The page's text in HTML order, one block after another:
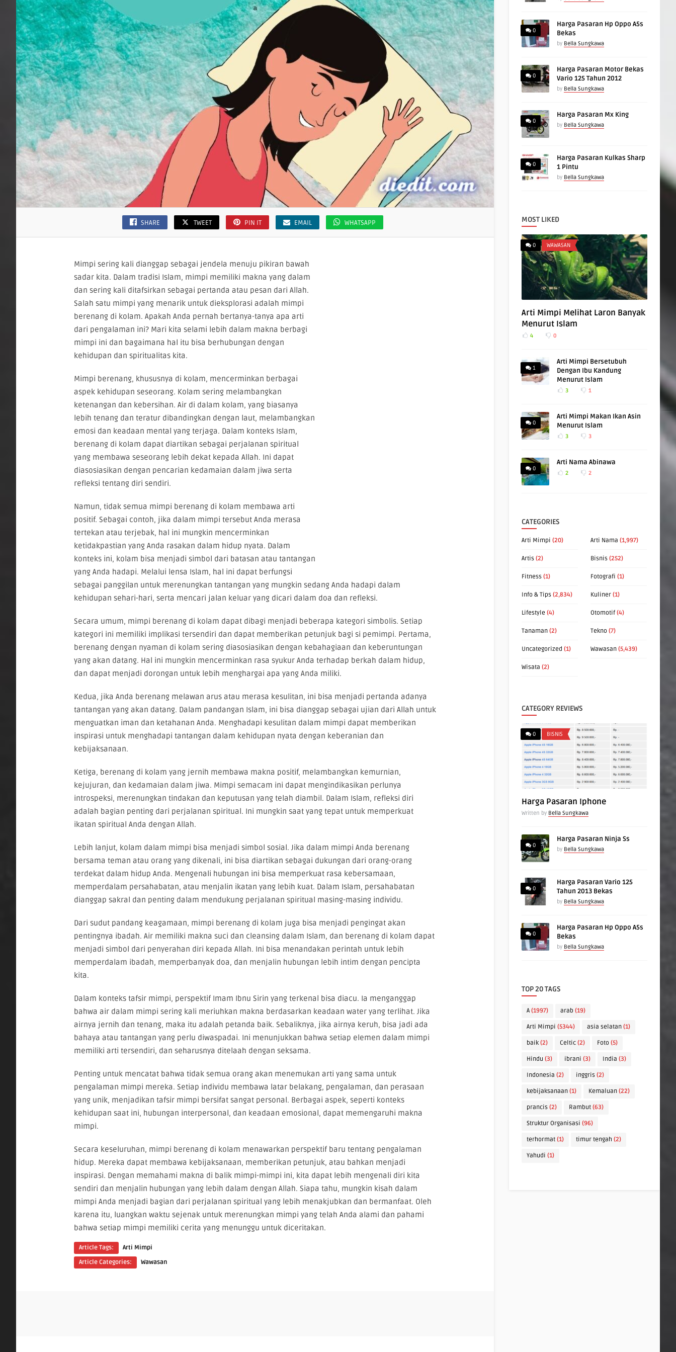
SHARE TWEET PIN IT EMAIL WHATSAPP
Mimpi sering kali dianggap sebagai jendela menuju pikiran bawah
sadar kita. Dalam tradisi Islam, mimpi memiliki makna yang dalam
dan sering kali ditafsirkan sebagai pertanda atau pesan dari Allah.
Salah satu mimpi yang menarik untuk dieksplorasi adalah mimpi
berenang di kolam. Apakah Anda pernah bertanya-tanya apa arti
dari pengalaman ini? Mari kita selami lebih dalam makna berbagi
mimpi ini dan bagaimana hal itu bisa berhubungan dengan
kehidupan dan spiritualitas kita.
Mimpi berenang, khususnya di kolam, mencerminkan berbagai
aspek kehidupan seseorang. Kolam sering melambangkan
ketenangan dan kebersihan. Air di dalam kolam, yang biasanya
lebih tenang dan teratur dibandingkan dengan laut, melambangkan
emosi dan keadaan mental yang terjaga. Dalam konteks Islam,
berenang di kolam dapat diartikan sebagai perjalanan spiritual
yang membawa seseorang lebih dekat kepada Allah. Ini dapat
diasosiasikan dengan pencarian kedamaian dalam jiwa serta
refleksi tentang diri sendiri.
Namun, tidak semua mimpi berenang di kolam membawa arti
positif. Sebagai contoh, jika dalam mimpi tersebut Anda merasa
tertekan atau terjebak, hal ini mungkin mencerminkan
ketidakpastian yang Anda rasakan dalam hidup nyata. Dalam
konteks ini, kolam bisa menjadi simbol dari batasan atau tantangan
yang Anda hadapi. Melalui lensa Islam, hal ini dapat berfungsi
sebagai panggilan untuk merenungkan tantangan yang mungkin sedang Anda hadapi dalam
kehidupan sehari-hari, serta mencari jalan keluar yang dicari dalam doa dan refleksi.
Secara umum, mimpi berenang di kolam dapat dibagi menjadi beberapa kategori simbolis. Setiap
kategori ini memiliki implikasi tersendiri dan dapat memberikan petunjuk bagi si pemimpi. Pertama,
berenang dengan nyaman di kolam sering diasosiasikan dengan kebahagiaan dan keberuntungan
yang akan datang. Hal ini mungkin mencerminkan rasa syukur Anda terhadap berkah dalam hidup,
dan dapat menjadi dorongan untuk lebih menghargai apa yang Anda miliki.
Kedua, jika Anda berenang melawan arus atau merasa kesulitan, ini bisa menjadi pertanda adanya
tantangan yang akan datang. Dalam pandangan Islam, ini bisa dianggap sebagai ujian dari Allah untuk
menguatkan iman dan ketahanan Anda. Menghadapi kesulitan dalam mimpi dapat memberikan
inspirasi untuk menghadapi tantangan dalam kehidupan nyata dengan keberanian dan
kebijaksanaan.
Ketiga, berenang di kolam yang jernih membawa makna positif, melambangkan kemurnian,
kejujuran, dan kedamaian dalam jiwa. Mimpi semacam ini dapat mengindikasikan perlunya
introspeksi, merenungkan tindakan dan keputusan yang telah diambil. Dalam Islam, refleksi diri
adalah bagian penting dari perjalanan spiritual. Ini mungkin saat yang tepat untuk memperkuat
ikatan spiritual Anda dengan Allah.
Lebih lanjut, kolam dalam mimpi bisa menjadi simbol sosial. Jika dalam mimpi Anda berenang
bersama teman atau orang yang dikenali, ini bisa diartikan sebagai dukungan dari orang-orang
terdekat dalam hidup Anda. Mengenali hubungan ini bisa memperkuat rasa kebersamaan,
memperdalam persahabatan, atau menjalin ikatan yang lebih kuat. Dalam Islam, persahabatan
dianggap sakral dan penting dalam mendukung perjalanan spiritual masing-masing individu.
Dari sudut pandang keagamaan, mimpi berenang di kolam juga bisa menjadi pengingat akan
pentingnya ibadah. Air memiliki makna suci dan cleansing dalam Islam, dan berenang di kolam dapat
menjadi simbol dari penyerahan diri kepada Allah. Ini bisa menandakan perintah untuk lebih
memperdalam ibadah, memperbanyak doa, dan menjalin hubungan lebih intim dengan pencipta
kita.
Dalam konteks tafsir mimpi, perspektif Imam Ibnu Sirin yang terkenal bisa diacu. Ia menganggap
bahwa air dalam mimpi sering kali meriuhkan makna berdasarkan keadaan water yang terlihat. Jika
airnya jernih dan tenang, maka itu adalah petanda baik. Sebaliknya, jika airnya keruh, bisa jadi ada
bahaya atau tantangan yang perlu diwaspadai. Ini menunjukkan bahwa setiap elemen dalam mimpi
memiliki arti tersendiri, dan seharusnya ditelaah dengan seksama.
Penting untuk mencatat bahwa tidak semua orang akan menemukan arti yang sama untuk
pengalaman mimpi mereka. Setiap individu membawa latar belakang, pengalaman, dan perasaan
yang unik, menjadikan tafsir mimpi bersifat sangat personal. Berbagai aspek, seperti konteks
kehidupan saat ini, hubungan interpersonal, dan keadaan emosional, dapat memengaruhi makna
mimpi.
Secara keseluruhan, mimpi berenang di kolam menawarkan perspektif baru tentang pengalaman
hidup. Mereka dapat membawa kebijaksanaan, memberikan petunjuk, atau bahkan menjadi
inspirasi. Dengan memahami makna di balik mimpi-mimpi ini, kita dapat lebih mengenali diri kita
sendiri dan menjalin hubungan yang lebih dalam dengan Allah. Siapa tahu, mungkin kisah dalam
mimpi Anda menjadi bagian dari perjalanan spiritual yang lebih menakjubkan dan bermanfaat. Oleh
karena itu, luangkan waktu sejenak untuk merenungkan mimpi yang telah Anda alami dan pahami
bahwa setiap mimpi memiliki cerita yang menunggu untuk diceritakan.
Article Tags:
Arti Mimpi
Article Categories:
Wawasan
0
Harga Pasaran Hp Oppo A5s
Bekas
by Bella Sungkawa
0
Harga Pasaran Motor Bekas
Vario 125 Tahun 2012
by Bella Sungkawa
0
Harga Pasaran Mx King
by Bella Sungkawa
0
Harga Pasaran Kulkas Sharp
1 Pintu
by Bella Sungkawa
MOST LIKED
0 WAWASAN
Arti Mimpi Melihat Laron Banyak
Menurut Islam
4 0
1
Arti Mimpi Bersetubuh
Dengan Ibu Kandung
Menurut Islam
3 1
0
Arti Mimpi Makan Ikan Asin
Menurut Islam
3 3
0
Arti Nama Abinawa
2 2
CATEGORIES
Arti Mimpi (20) Arti Nama (1,997)
Artis (2) Bisnis (252)
Fitness (1) Fotografi (1)
Info & Tips (2,834) Kuliner (1)
Lifestyle (4) Otomotif (4)
Tanaman (2) Tekno (7)
Uncategorized (1) Wawasan (5,439)
Wisata (2)
CATEGORY REVIEWS
0 BISNIS
Harga Pasaran Iphone
Written by Bella Sungkawa
0
Harga Pasaran Ninja Ss
by Bella Sungkawa
0
Harga Pasaran Vario 125
Tahun 2013 Bekas
by Bella Sungkawa
0
Harga Pasaran Hp Oppo A5s
Bekas
by Bella Sungkawa
TOP 20 TAGS
A (1997) arab (19)
Arti Mimpi (5344) asia selatan (1)
baik (2) Celtic (2) Foto (5)
Hindu (3) ibrani (3) India (3)
Indonesia (2) inggris (2)
kebijaksanaan (1) Kemaluan (22)
prancis (2) Rambut (63)
Struktur Organisasi (96)
terhormat (1) timur tengah (2)
Yahudi (1)